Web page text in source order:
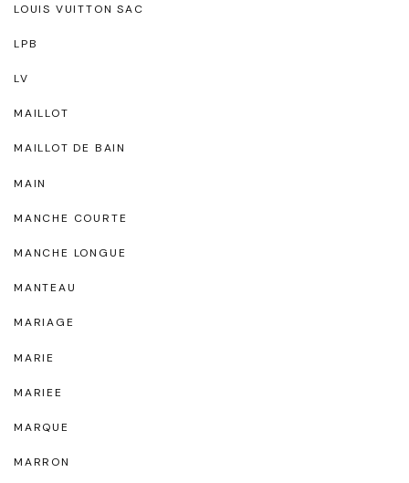
LOUIS VUITTON SAC
LPB
LV
MAILLOT
MAILLOT DE BAIN
MAIN
MANCHE COURTE
MANCHE LONGUE
MANTEAU
MARIAGE
MARIE
MARIEE
MARQUE
MARRON